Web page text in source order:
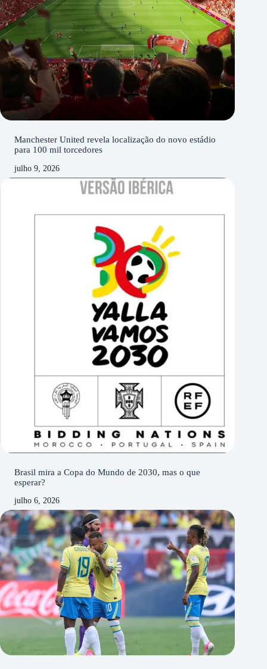
Manchester United revela localização do novo estádio
para 100 mil torcedores
julho 9, 2026
Brasil mira a Copa do Mundo de 2030, mas o que
esperar?
julho 6, 2026